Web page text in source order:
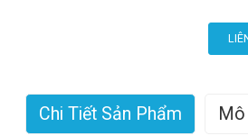
Chi Tiết Sản Phẩm